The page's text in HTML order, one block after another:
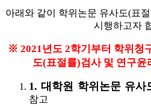
아래와 같이 학위논문 유사도(표
시행하고자
※ 2021년도 2학기부터 학위청
도(표절률)검사 및 연구
1. 대학원 학위논문 유사
참고